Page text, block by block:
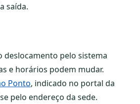
saída.
deslocamento pelo sistema
e horários podem mudar.
Ponto, indicado no portal da
pelo endereço da sede.